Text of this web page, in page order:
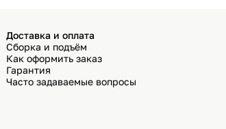
Доставка и оплата
Сборка и подъём
Как оформить заказ
Гарантия
Часто задаваемые вопросы